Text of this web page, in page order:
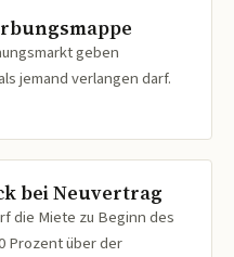
geben
jemand verlangen darf.
bei Neuvertrag
die Miete zu Beginn des
Prozent über der